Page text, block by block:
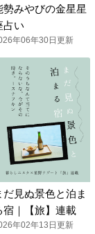
勢みやびの金星星
占い
年06年30日更新
だ見ぬ景色と泊ま
宿｜【旅】連載
年02年13日更新